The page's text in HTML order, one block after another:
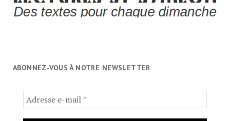
ABONNEZ-VOUS À NOTRE NEWSLETTER